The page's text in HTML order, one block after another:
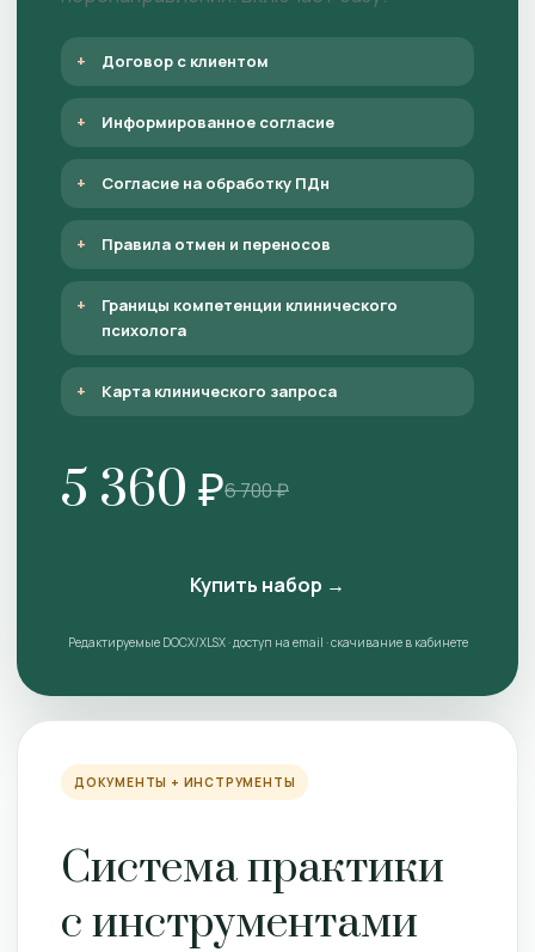
Договор с клиентом
Информированное согласие
Согласие на обработку ПДн
Правила отмен и переносов
Границы компетенции клинического
психолога
Карта клинического запроса
5 360 ₽6 700 ₽
Купить набор →
Редактируемые DOCX/XLSX · доступ на email · скачивание в кабинете
ДОКУМЕНТЫ + ИНСТРУМЕНТЫ
Система практики
с инструментами